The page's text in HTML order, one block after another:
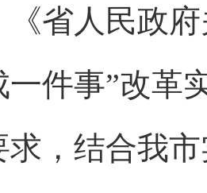
《省人民政
一件事”改革
求，结合我